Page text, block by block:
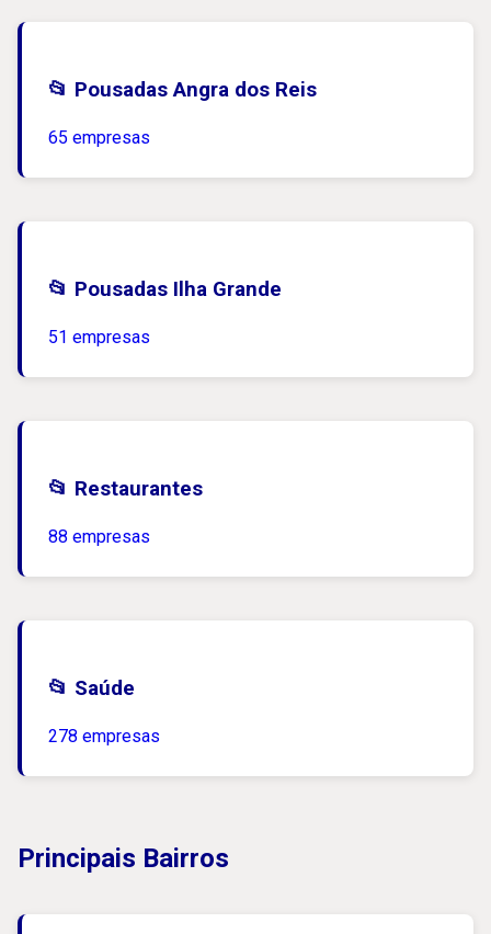
📂 Pousadas Angra dos Reis
65 empresas
📂 Pousadas Ilha Grande
51 empresas
📂 Restaurantes
88 empresas
📂 Saúde
278 empresas
Principais Bairros